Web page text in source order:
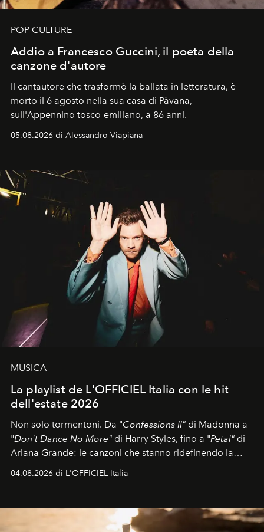
POP CULTURE
Addio a Francesco Guccini, il poeta della
canzone d'autore
Il cantautore che trasformò la ballata in letteratura, è
morto il 6 agosto nella sua casa di Pàvana,
sull'Appennino tosco-emiliano, a 86 anni.
05.08.2026 di Alessandro Viapiana
MUSICA
La playlist de L'OFFICIEL Italia con le hit
dell'estate 2026
Non solo tormentoni. Da "Confessions II" di Madonna a
"Don't Dance No More" di Harry Styles, fino a "Petal" di
Ariana Grande: le canzoni che stanno ridefinendo la
04.08.2026 di L'OFFICIEL Italia